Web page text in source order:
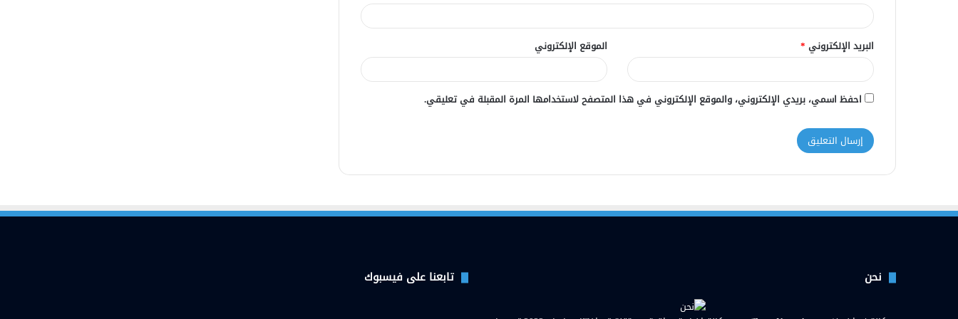
البريد الإلكتروني * الموقع الإلكتروني
احفظ اسمي، بريدي الإلكتروني، والموقع الإلكتروني في هذا المتصفح لاستخدامها المرة المقبلة في تعليقي.
نحن تابعنا على فيسبوك